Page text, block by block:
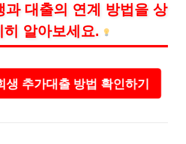
과 대출의 연계 방법을 상
히 알아보세요.
추가대출 방법 확인하기